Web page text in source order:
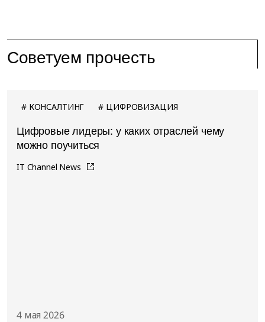
Советуем прочесть
КОНСАЛТИНГ ЦИФРОВИЗАЦИЯ
Цифровые лидеры: у каких отраслей чему
можно поучиться
IT Channel News
4 мая 2026